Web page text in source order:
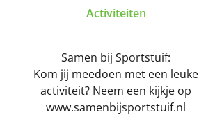
Activiteiten
Samen bij Sportstuif:
Kom jij meedoen met een leuke
activiteit? Neem een kijkje op
www.samenbijsportstuif.nl